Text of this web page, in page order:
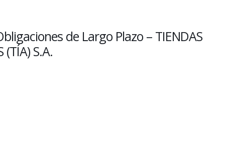
de Largo Plazo – TIENDAS
(TÍA) S.A.